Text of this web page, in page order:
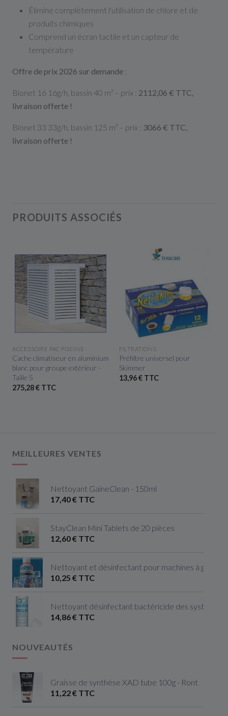
Élimine complètement l'utilisation de chlore et de
produits chimiques
Comprend un écran tactile et un capteur de
température
Offre de prix 2026 sur demande :
Bionet 16 16g/h, bassin 40 m³ – prix : 2112,06 € TTC,
livraison offerte !
Bionet 33 33g/h, bassin 125 m³ – prix : 3066 € TTC,
livraison offerte !
PRODUITS ASSOCIÉS
APERÇU RAPIDE
ACCESSOIRE PAC PISCINE
Cache climatiseur en aluminium
blanc pour groupe extérieur -
Taille S
275,28 € TTC
APERÇU RAPIDE
FILTRATIONS
Préfiltre universel pour
Skimmer
13,96 € TTC
MEILLEURES VENTES
Nettoyant GaineClean - 150ml
17,40 € TTC
StayClean Mini Tablets de 20 pièces
12,60 € TTC
Nettoyant et désinfectant pour machines à
10,25 € TTC
Nettoyant désinfectant bactéricide des systèmes
14,86 € TTC
NOUVEAUTÉS
Graisse de synthèse XAD tube 100g - Ront
11,22 € TTC